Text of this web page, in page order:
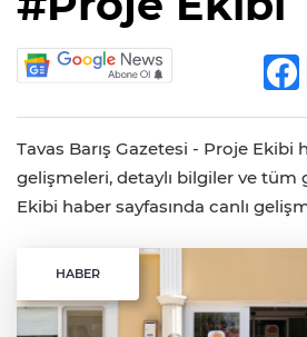
Tavas Barış Gazetesi - Proje Ekibi
gelişmeleri, detaylı bilgiler ve tüm
Ekibi haber sayfasında canlı
HABER